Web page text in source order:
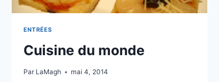
ENTRÉES
Cuisine du monde
Par LaMagh mai 4, 2014